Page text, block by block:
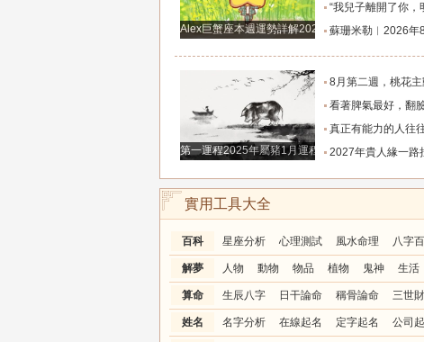
Alex巨蟹座本週運勢詳解2024.12.23-12.29
“我兒子離開了你，明天我就能幫他重新找一個好樣的女人
蘇珊米勒︱2026年8月水瓶座月度運勢_
第一運程2025年屬豬1月運程解析
8月第二週，桃花主動靠近，遇到值得認識的人的三個星
看著脾氣最好，翻臉時最狠！立秋後這三大星座撕掉偽裝，誰碰底線
真正有能力的人往往是這三個星座，既能獨立完成也懂得借
2027年貴人緣一路拉滿的三大生肖！處處有人幫扶，全年順風順水少
實用工具大全
百科 星座分析 心理測試 風水命理 八字
解夢 人物 動物 物品 植物 鬼神 生活
算命 生辰八字 日干論命 稱骨論命 三世
姓名 名字分析 在線起名 定字起名 公司